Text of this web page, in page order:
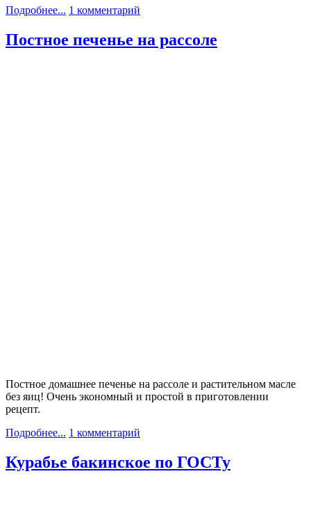
Подробнее... 1 комментарий
Постное печенье на рассоле
Постное домашнее печенье на рассоле и растительном масле
без яиц! Очень экономный и простой в приготовлении
рецепт.
Подробнее... 1 комментарий
Курабье бакинское по ГОСТу